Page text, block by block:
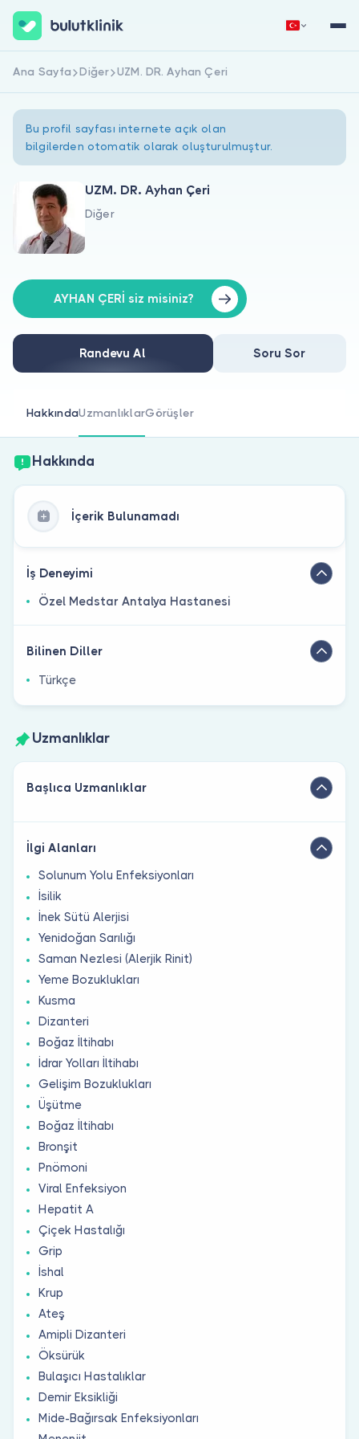
Hakkımızda
Doktorlar için
Doktor musunuz?
Hemen Kaydol
Ana Sayfa Diğer UZM. DR. Ayhan Çeri
Bu profil sayfası internete açık olan
bilgilerden otomatik olarak oluşturulmuştur.
UZM. DR. Ayhan Çeri
Diğer
AYHAN ÇERİ siz misiniz?
Randevu Al Soru Sor
HakkındaUzmanlıklarGörüşler
Hakkında
İçerik Bulunamadı
İş Deneyimi
Özel Medstar Antalya Hastanesi
Bilinen Diller
Türkçe
Uzmanlıklar
Başlıca Uzmanlıklar
İlgi Alanları
Solunum Yolu Enfeksiyonları
İsilik
İnek Sütü Alerjisi
Yenidoğan Sarılığı
Saman Nezlesi (Alerjik Rinit)
Yeme Bozuklukları
Kusma
Dizanteri
Boğaz İltihabı
İdrar Yolları İltihabı
Gelişim Bozuklukları
Üşütme
Boğaz İltihabı
Bronşit
Pnömoni
Viral Enfeksiyon
Hepatit A
Çiçek Hastalığı
Grip
İshal
Krup
Ateş
Amipli Dizanteri
Öksürük
Bulaşıcı Hastalıklar
Demir Eksikliği
Mide-Bağırsak Enfeksiyonları